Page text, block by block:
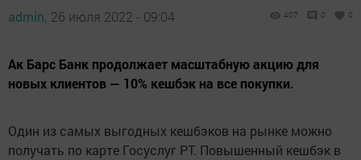
admin, 26 июля 2022 - 09:04 407 0 0
Ак Барс Банк продолжает масштабную акцию для
новых клиентов — 10% кешбэк на все покупки.
Один из самых выгодных кешбэков на рынке можно
получать по карте Госуслуг РТ. Повышенный кешбэк в